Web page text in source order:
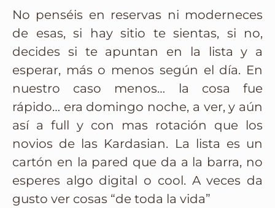
No penséis en reservas ni moderneces
de esas, si hay sitio te sientas, si no,
decides si te apuntan en la lista y a
esperar, más o menos según el día. En
nuestro caso menos… la cosa fue
rápido… era domingo noche, a ver, y aún
así a full y con mas rotación que los
novios de las Kardasian. La lista es un
cartón en la pared que da a la barra, no
esperes algo digital o cool. A veces da
gusto ver cosas “de toda la vida”